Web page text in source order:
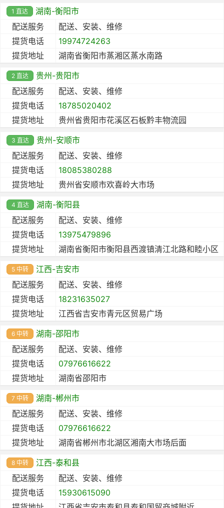
1 直达
湖南-衡阳市
配送服务
配送、安装、维修
提货电话
19974724263
提货地址
湖南省衡阳市蒸湘区蒸水南路
2 直达
贵州-贵阳市
配送服务
配送、安装、维修
提货电话
18785020402
提货地址
贵州省贵阳市花溪区石板黔丰物流园
3 直达
贵州-安顺市
配送服务
配送、安装、维修
提货电话
18085380288
提货地址
贵州省安顺市欢喜岭大市场
4 直达
湖南-衡阳县
配送服务
配送、安装、维修
提货电话
13975479896
提货地址
湖南省衡阳市衡阳县西渡镇清江北路和睦小区
5 中转
江西-吉安市
配送服务
配送、安装、维修
提货电话
18231635027
提货地址
江西省吉安市青元区贸易广场
6 中转
湖南-邵阳市
配送服务
配送、安装、维修
提货电话
07976616622
提货地址
湖南省邵阳市
7 中转
湖南-郴州市
配送服务
配送、安装、维修
提货电话
07976616622
提货地址
湖南省郴州市北湖区湘南大市场后面
8 中转
江西-泰和县
配送服务
配送、安装、维修
提货电话
15930615090